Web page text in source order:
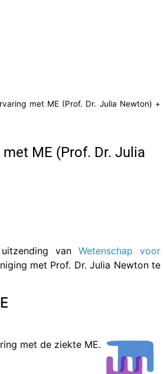
met ME (Prof. Dr. Julia Newton) +
ME (Prof. Dr. Julia
vanWetenschap voor
met Prof. Dr. Julia Newton te
met de ziekte ME.